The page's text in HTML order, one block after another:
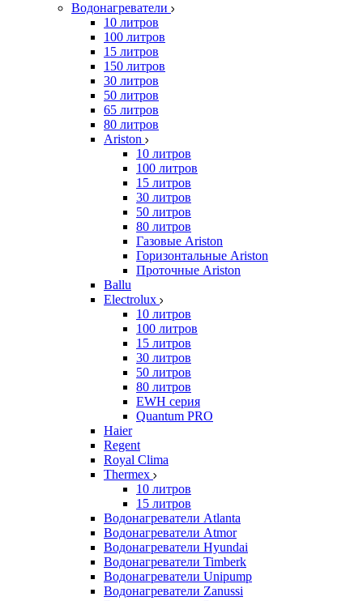
Водонагреватели
10 литров
100 литров
15 литров
150 литров
30 литров
50 литров
65 литров
80 литров
Ariston
10 литров
100 литров
15 литров
30 литров
50 литров
80 литров
Газовые Ariston
Горизонтальные Ariston
Проточные Ariston
Ballu
Electrolux
10 литров
100 литров
15 литров
30 литров
50 литров
80 литров
EWH серия
Quantum PRO
Haier
Regent
Royal Clima
Thermex
10 литров
15 литров
Водонагреватели Atlanta
Водонагреватели Atmor
Водонагреватели Hyundai
Водонагреватели Timberk
Водонагреватели Unipump
Водонагреватели Zanussi